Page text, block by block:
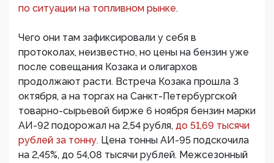
по ситуации на топливном рынке.
Чего они там зафиксировали у себя в
протоколах, неизвестно, но цены на бензин уже
после совещания Козака и олигархов
продолжают расти. Встреча Козака прошла 3
октября, а на торгах на Санкт-Петербургской
товарно-сырьевой бирже 6 ноября бензин марки
АИ-92 подорожал на 2,54 рубля, до 51,69 тысячи
рублей за тонну. Цена тонны АИ-95 подскочила
на 2,45%, до 54,08 тысячи рублей. Межсезонный